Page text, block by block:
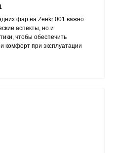
фар на Zeekr 001 важно
аспекты, но и
чтобы обеспечить
комфорт при эксплуатации